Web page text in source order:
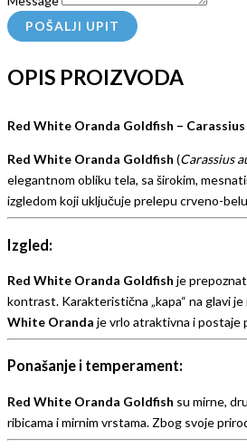
POŠALJI UPIT
OPIS PROIZVODA
Red White Oranda Goldfish –
Red White Oranda Goldfish (Carassius
elegantnom obliku tela, sa širokim,
izgledom koji uključuje prelepu crveno-
Izgled:
Red White Oranda Goldfish je
kontrast. Karakteristična „kapa“ na glavi
White Oranda je vrlo atraktivna i postaje
Ponašanje i temperament:
Red White Oranda Goldfish su mirne,
ribicama i mirnim vrstama. Zbog svoje